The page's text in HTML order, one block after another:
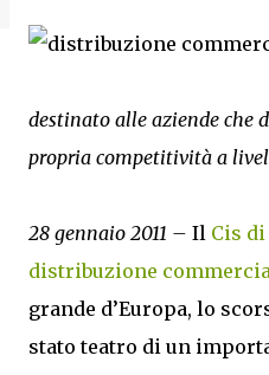
destinato alle aziende che
propria competitività a
28 gennaio 2011 – Il Cis
distribuzione
grande d’Europa, lo
stato teatro di un